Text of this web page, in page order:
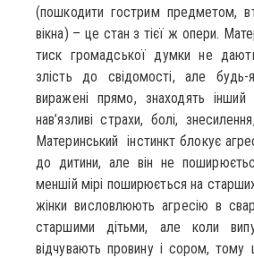
(пошкодити гострим предметом,
вікна) – це стан з тієї ж опери.
тиск громадської думки не
злість до свідомості, але будь-
виражені прямо, знаходять
нав’язливі страхи, болі,
Материнський інстинкт блокує
до дитини, але він не
меншій мірі поширюється на
жінки висловлюють агресію в
старшими дітьми, але коли
відчувають провину і сором, тому